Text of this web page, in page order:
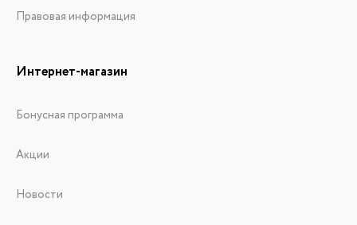
Правовая информация
Интернет-магазин
Бонусная программа
Акции
Новости